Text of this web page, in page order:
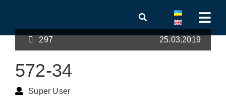
297 25.03.2019
572-34
Super User